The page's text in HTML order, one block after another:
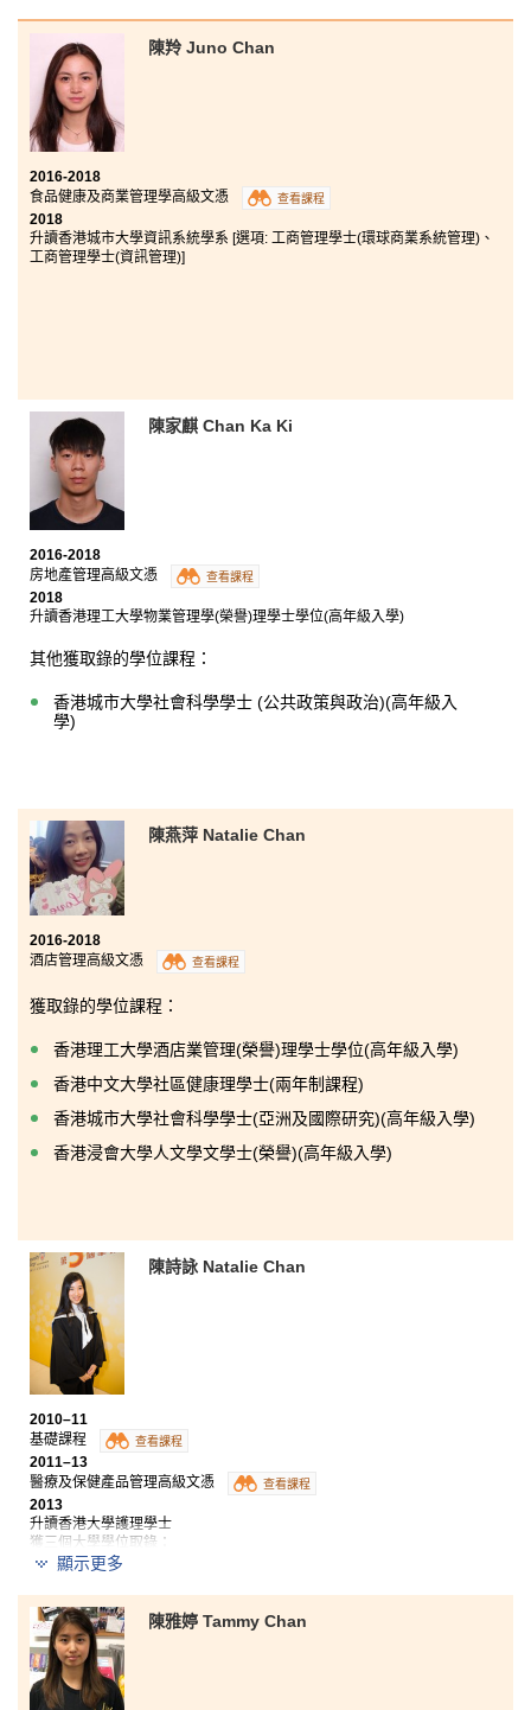
燈
陳羚 Juno Chan
2016-2018
食品健康及商業管理學高級文憑
查看課程
2018
升讀香港城市大學資訊系統學系 [選項: 工商管理學士(環球商業系統管理)、
工商管理學士(資訊管理)]
陳家麒 Chan Ka Ki
2016-2018
房地產管理高級文憑
查看課程
2018
升讀香港理工大學物業管理學(榮譽)理學士學位(高年級入學)
其他獲取錄的學位課程：
香港城市大學社會科學學士 (公共政策與政治)(高年級入
學)
陳燕萍 Natalie Chan
2016-2018
酒店管理高級文憑
查看課程
獲取錄的學位課程：
香港理工大學酒店業管理(榮譽)理學士學位(高年級入學)
香港中文大學社區健康理學士(兩年制課程)
香港城市大學社會科學學士(亞洲及國際研究)(高年級入學)
香港浸會大學人文學文學士(榮譽)(高年級入學)
陳詩詠 Natalie Chan
2010–11
基礎課程
查看課程
2011–13
醫療及保健產品管理高級文憑
查看課程
2013
升讀香港大學護理學士
獲三個大學學位取錄：
- 香港大學護理學士
- 香港教育學院健康教育學士（榮譽）
獲政府「自資專上獎金計畫」頒發「卓越表現獎學金」
2018
現職註冊護士
課堂中學到的醫藥專業知識，讓我加深對藥理學的了
顯示更多
陳雅婷 Tammy Chan